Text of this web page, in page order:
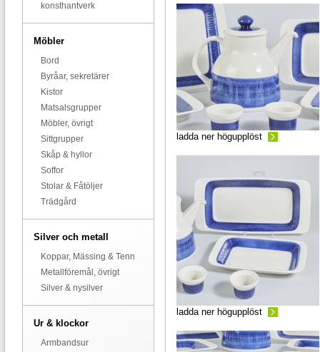
konsthantverk
Möbler
Bord
Byråar, sekretärer
Kistor
Matsalsgrupper
Möbler, övrigt
Sittgrupper
Skåp & hyllor
Soffor
Stolar & Fåtöljer
Trädgård
Silver och metall
Koppar, Mässing & Tenn
Metallföremål, övrigt
Silver & nysilver
Ur & klockor
Armbandsur
ladda ner högupplöst
ladda ner högupplöst